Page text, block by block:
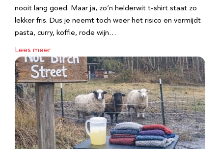
nooit lang goed. Maar ja, zo’n helderwit t-shirt staat zo
lekker fris. Dus je neemt toch weer het risico en vermijdt
pasta, curry, koffie, rode wijn…
Lees meer